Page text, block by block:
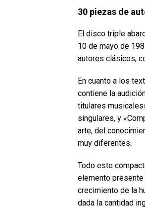
30 piezas de
El disco triple
10 de mayo de
autores clásicos,
En cuanto a los
contiene la
titulares
singulares, y
arte, del
muy diferentes.
Todo este
elemento presente
crecimiento de la
dada la cantidad